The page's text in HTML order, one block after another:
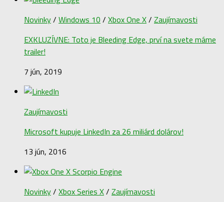
Novinky/ Windows 10 / Xbox One X/ Zaujímavosti
EXKLUZÍVNE: Toto je Bleeding Edge, prví na svete máme
trailer!
7 jún, 2019
Zaujímavosti
Microsoft kupuje LinkedIn za 26 miliárd dolárov!
13 jún, 2016
Novinky/ Xbox Series X/ Zaujímavosti